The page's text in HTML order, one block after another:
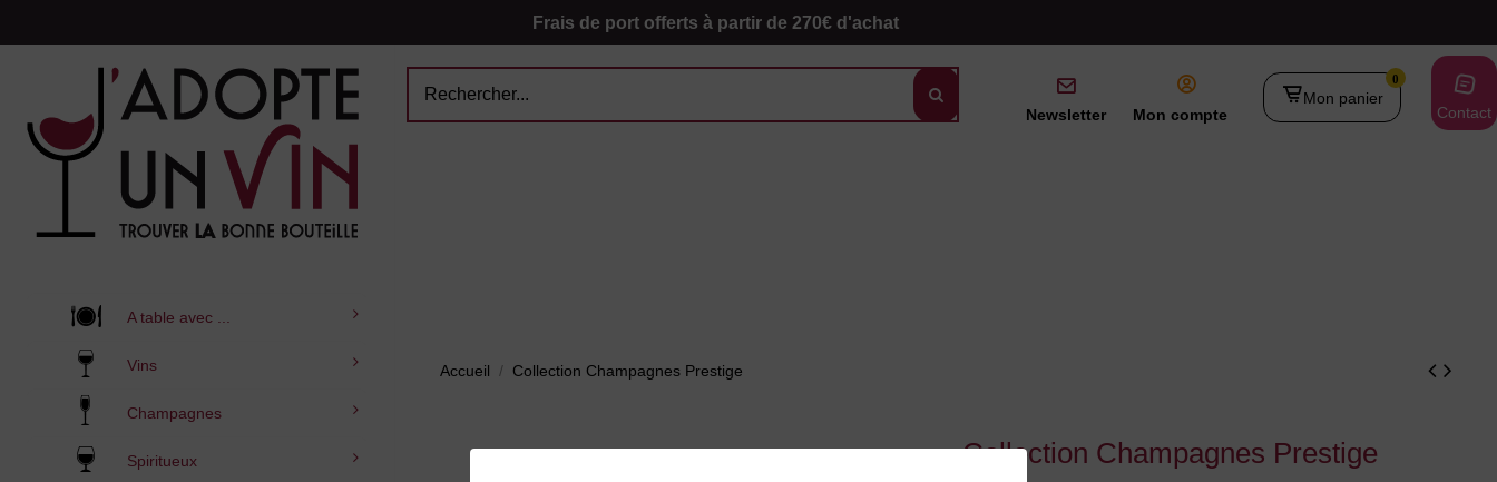
Frais de port offerts à partir de 270€ d'achat
Newsletter Mon compte
0
Mon panier
Contact
A table avec ...
Vins
Champagnes
Spiritueux
Accueil Collection Champagnes Prestige
Collection Champagnes Prestige